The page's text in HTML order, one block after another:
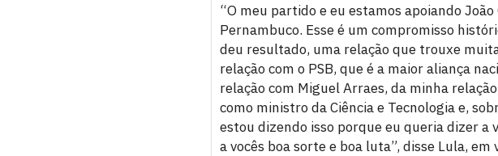
“O meu partido e eu estamos apoiando
Pernambuco. Esse é um compromisso
deu resultado, uma relação que trouxe
relação com o PSB, que é a maior aliança
relação com Miguel Arraes, da minha
como ministro da Ciência e Tecnologia e,
estou dizendo isso porque eu queria dizer a
a vocês boa sorte e boa luta”, disse Lula,